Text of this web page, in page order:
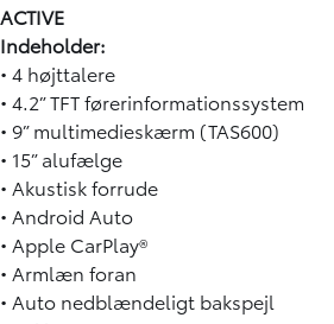
ACTIVE
Indeholder:
• 4 højttalere
• 4.2” TFT førerinformationssystem
• 9” multimedieskærm (TAS600)
• 15” alufælge
• Akustisk forrude
• Android Auto
• Apple CarPlay®
• Armlæn foran
• Auto nedblændeligt bakspejl